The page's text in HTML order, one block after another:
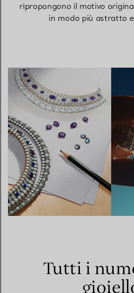
ripropongono il motivo
in modo più astratto
Tutti i